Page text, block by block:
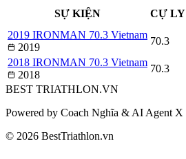
SỰ KIỆN CỰ LY
2019 IRONMAN 70.3 Vietnam
2019
70.3
2018 IRONMAN 70.3 Vietnam
2018
70.3
BEST TRIATHLON.VN
Powered by Coach Nghĩa & AI Agent X
© 2026 BestTriathlon.vn